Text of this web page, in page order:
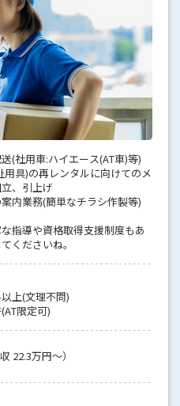
(社用車:ハイエース(AT車)等)
用具)の再レンタルに向けてのメ
、引上げ
内業務(簡単なチラシ作製等)
指導や資格取得支援制度もあ
くださいね。
上(文理不問)
限定可)
22.3万円～）